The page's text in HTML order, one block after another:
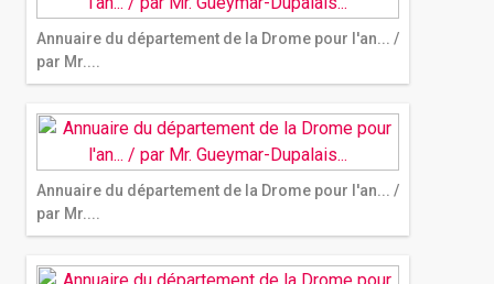
Annuaire du département de la Drome pour l'an... /
par Mr....
Annuaire du département de la Drome pour l'an... /
par Mr....